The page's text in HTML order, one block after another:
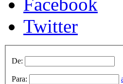
Twitter
De:
Para: